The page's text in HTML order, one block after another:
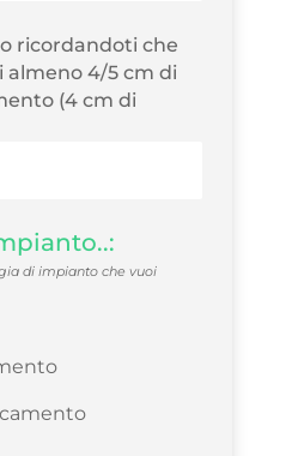
ricordandoti che
4/5 cm di
(4 cm di
di impianto che vuoi